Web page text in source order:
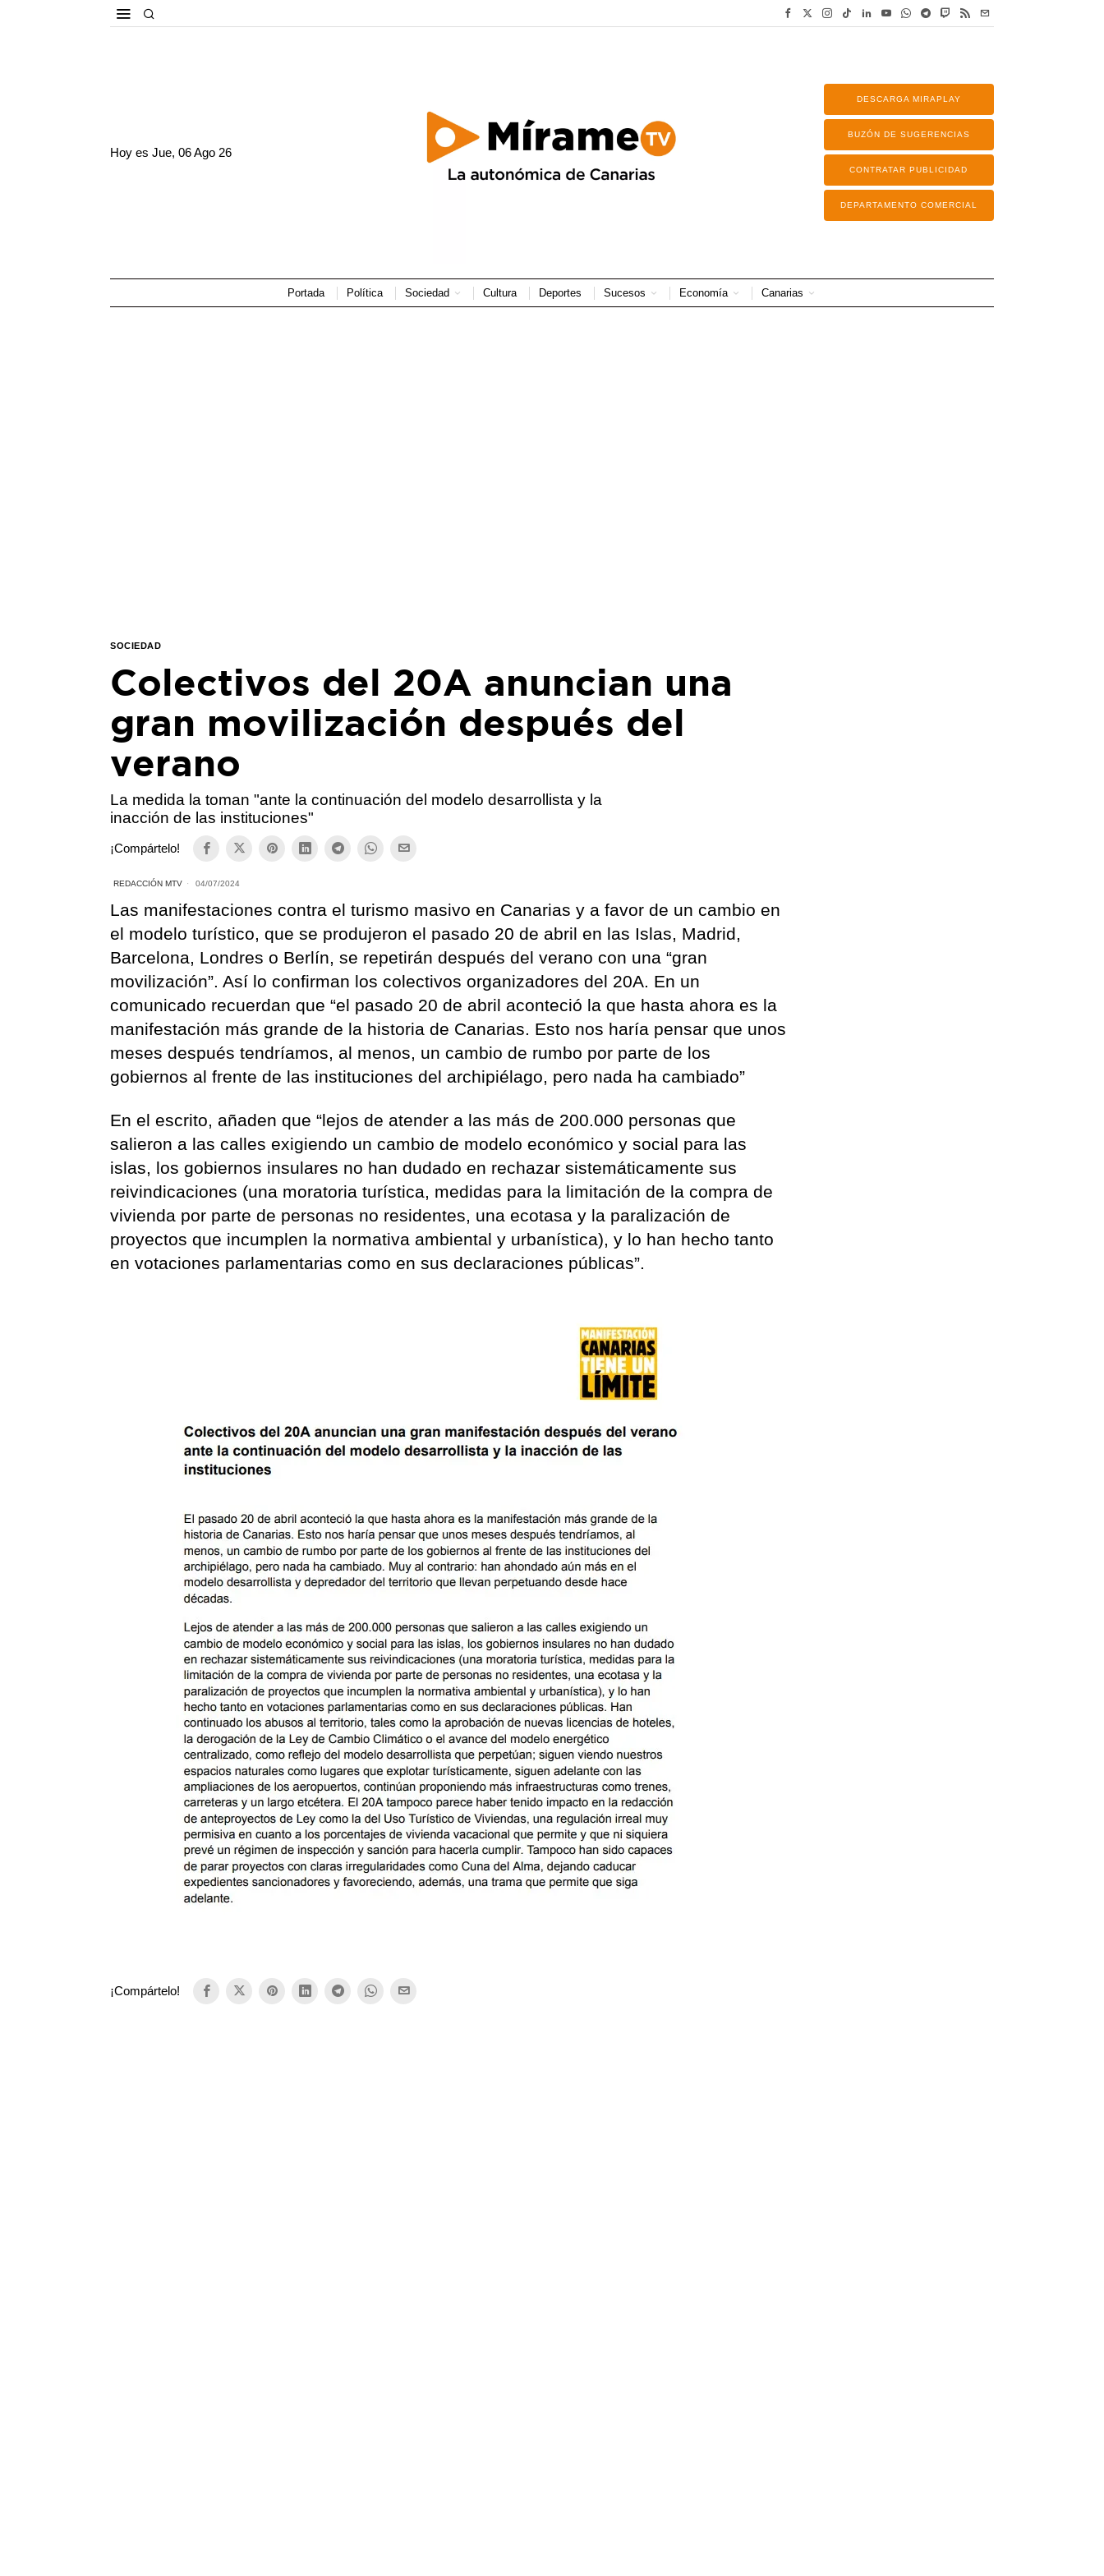
Hoy esJue, 06 Ago 26
DESCARGA MIRAPLAY
BUZÓN DE SUGERENCIAS
CONTRATAR PUBLICIDAD
DEPARTAMENTO COMERCIAL
Portada Política Sociedad Cultura Deportes Sucesos Economía Canarias
SOCIEDAD
Colectivos del 20A anuncian una
gran movilización después del
verano
La medida la toman "ante la continuación del modelo desarrollista y la
inacción de las instituciones"
¡Compártelo!
REDACCIÓN MTV 04/07/2024
Las manifestaciones contra el turismo masivo en Canarias y a favor de un cambio en
el modelo turístico, que se produjeron el pasado 20 de abril en las Islas, Madrid,
Barcelona, Londres o Berlín, se repetirán después del verano con una “gran
movilización”. Así lo confirman los colectivos organizadores del 20A. En un
comunicado recuerdan que “el pasado 20 de abril aconteció la que hasta ahora es la
manifestación más grande de la historia de Canarias. Esto nos haría pensar que unos
meses después tendríamos, al menos, un cambio de rumbo por parte de los
gobiernos al frente de las instituciones del archipiélago, pero nada ha cambiado”
En el escrito, añaden que “lejos de atender a las más de 200.000 personas que
salieron a las calles exigiendo un cambio de modelo económico y social para las
islas, los gobiernos insulares no han dudado en rechazar sistemáticamente sus
reivindicaciones (una moratoria turística, medidas para la limitación de la compra de
vivienda por parte de personas no residentes, una ecotasa y la paralización de
proyectos que incumplen la normativa ambiental y urbanística), y lo han hecho tanto
en votaciones parlamentarias como en sus declaraciones públicas”.
¡Compártelo!